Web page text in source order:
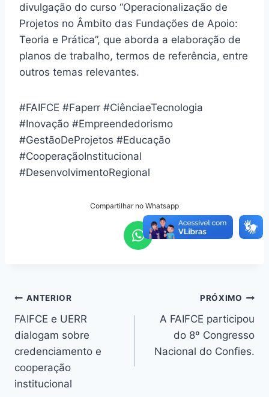
divulgação do curso “Operacionalização de
Projetos no Âmbito das Fundações de Apoio:
Teoria e Prática”, que aborda a elaboração de
planos de trabalho, termos de referência, entre
outros temas relevantes.
#FAIFCE #Faperr #CiênciaeTecnologia
#Inovação #Empreendedorismo
#GestãoDeProjetos #Educação
#CooperaçãoInstitucional
#DesenvolvimentoRegional
Compartilhar no Whatsapp
ANTERIOR
FAIFCE e UERR
dialogam sobre
credenciamento e
cooperação
institucional
PRÓXIMO
A FAIFCE participou
do 8º Congresso
Nacional do Confies.